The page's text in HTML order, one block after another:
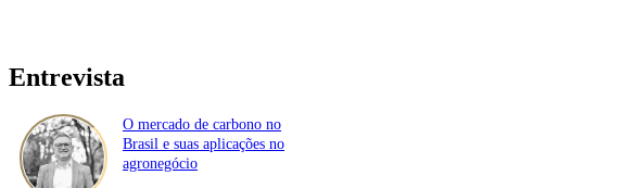
Entrevista
O mercado de carbono no
Brasil e suas aplicações no
agronegócio